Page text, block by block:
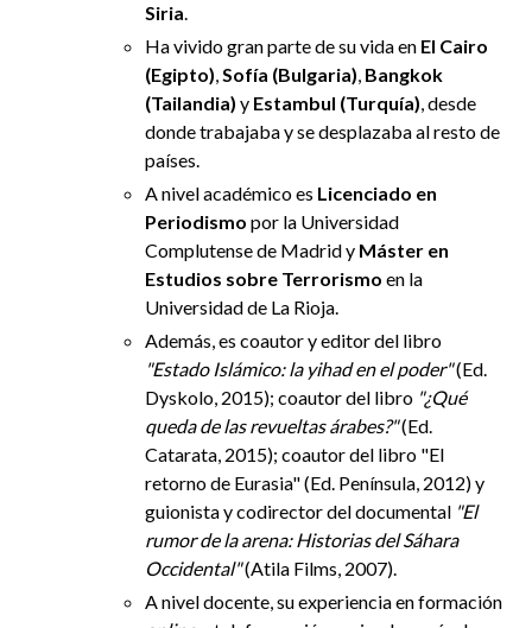
Siria.
Ha vivido gran parte de su vida en El Cairo
(Egipto),Sofía (Bulgaria), Bangkok
(Tailandia) y Estambul (Turquía), desde
donde trabajaba y se desplazaba al resto de
países.
A nivel académico es Licenciado en
Periodismo por la Universidad
Complutense de Madrid y Máster en
Estudios sobre Terrorismo en la
Universidad de La Rioja.
Además, es coautor y editor del libro
"Estado Islámico: la yihad en el poder"(Ed.
Dyskolo, 2015); coautor del libro "¿Qué
queda de las revueltas árabes?"(Ed.
Catarata, 2015); coautor del libro "El
retorno de Eurasia" (Ed. Península, 2012) y
guionista y codirector del documental "El
rumor de la arena: Historias del Sáhara
Occidental"(Atila Films, 2007).
A nivel docente, su experiencia en formación